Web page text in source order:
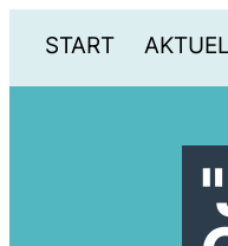
START